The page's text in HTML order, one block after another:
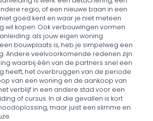
regio, of een nieuwe baan in een
goed kent en waar je niet meteen
wil kopen. Ook verbouwingen vormen
als jouw eigen woning
bouwplaats is, heb je simpelweg een
Andere veelvoorkomende redenen zijn
waarbij één van de partners snel een
heeft, het overbruggen van de periode
van een woning en de aankoop van
verblijf in een andere stad voor een
of cursus. In al die gevallen is kort
maar juist een slimme en